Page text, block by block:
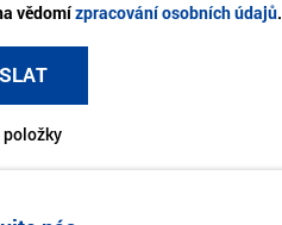
vědomízpracování osobních údajů.